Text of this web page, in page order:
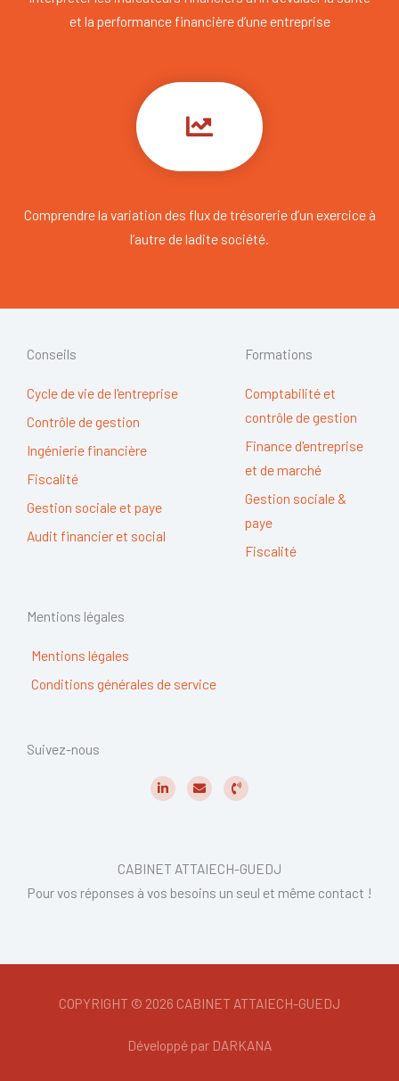
et la performance financière d’une entreprise
Comprendre la variation des flux de trésorerie d’un exercice à
l’autre de ladite société.
Conseils
Cycle de vie de l'entreprise
Contrôle de gestion
Ingénierie financière
Fiscalité
Gestion sociale et paye
Audit financier et social
Formations
Comptabilité et
contrôle de gestion
Finance d'entreprise
et de marché
Gestion sociale &
paye
Fiscalité
Mentions légales
Mentions légales
Conditions générales de service
Suivez-nous
L
i
n
n
i
E
n
v
e
P
h
o
o
u
CABINET ATTAIECH-GUEDJ
Pour vos réponses à vos besoins un seul et même contact !
COPYRIGHT © 2026 CABINET ATTAIECH-GUEDJ
Développé par DARKANA